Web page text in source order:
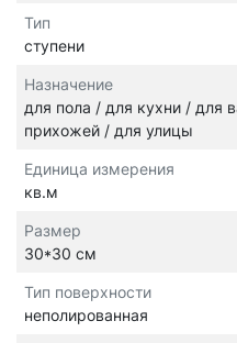
Тип
ступени
Назначение
для пола / для кухни / для
прихожей / для улицы
Единица измерения
кв.м
Размер
30*30 см
Тип поверхности
неполированная